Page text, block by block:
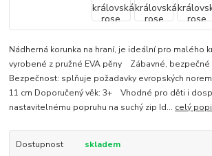
Nádherná korunka na hraní, je ideální pro malého
vyrobené z pružné EVA pěny Zábavné,
Bezpečnost: splňuje požadavky evropských
11 cm Doporučený věk: 3+ Vhodné pro děti i
nastavitelnému popruhu na suchý zip Id... celý
Dostupnost skladem